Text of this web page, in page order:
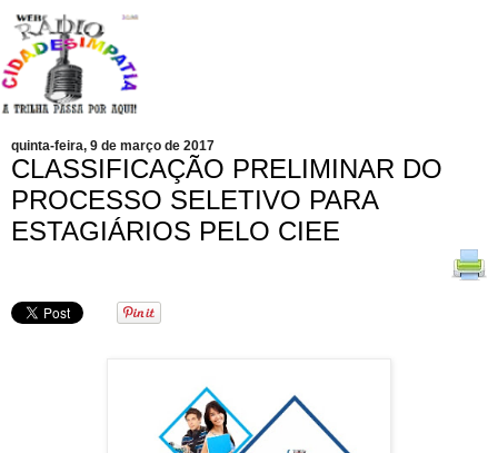
quinta-feira, 9 de março de 2017
CLASSIFICAÇÃO PRELIMINAR DO
PROCESSO SELETIVO PARA
ESTAGIÁRIOS PELO CIEE